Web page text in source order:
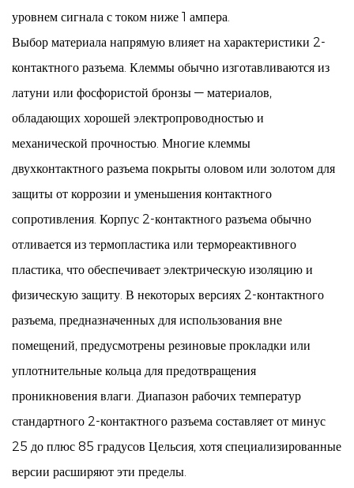
уровнем сигнала с током ниже 1 ампера.
Выбор материала напрямую влияет на характеристики 2-
контактного разъема. Клеммы обычно изготавливаются из
латуни или фосфористой бронзы — материалов,
обладающих хорошей электропроводностью и
механической прочностью. Многие клеммы
двухконтактного разъема покрыты оловом или золотом для
защиты от коррозии и уменьшения контактного
сопротивления. Корпус 2-контактного разъема обычно
отливается из термопластика или термореактивного
пластика, что обеспечивает электрическую изоляцию и
физическую защиту. В некоторых версиях 2-контактного
разъема, предназначенных для использования вне
помещений, предусмотрены резиновые прокладки или
уплотнительные кольца для предотвращения
проникновения влаги. Диапазон рабочих температур
стандартного 2-контактного разъема составляет от минус
25 до плюс 85 градусов Цельсия, хотя специализированные
версии расширяют эти пределы.